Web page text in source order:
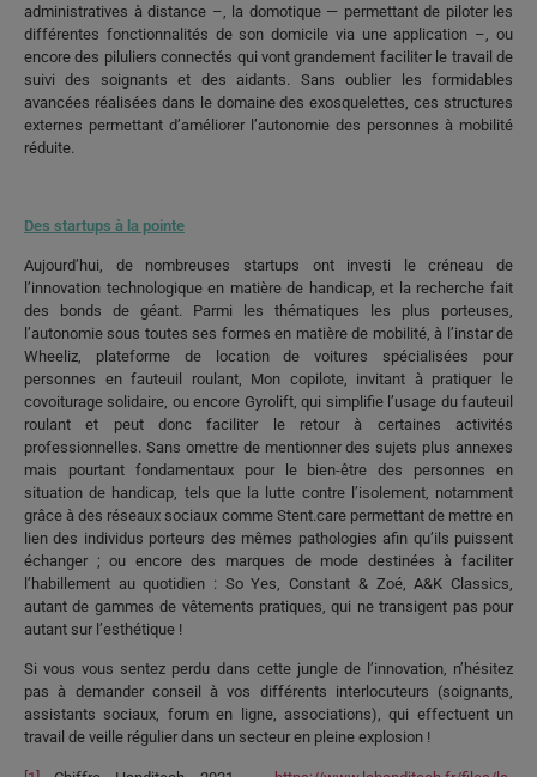
administratives à distance –, la domotique — permettant de piloter les
différentes fonctionnalités de son domicile via une application –, ou
encore des piluliers connectés qui vont grandement faciliter le travail de
suivi des soignants et des aidants. Sans oublier les formidables
avancées réalisées dans le domaine des exosquelettes, ces structures
externes permettant d’améliorer l’autonomie des personnes à mobilité
réduite.
Des startups à la pointe
Aujourd’hui, de nombreuses startups ont investi le créneau de
l’innovation technologique en matière de handicap, et la recherche fait
des bonds de géant. Parmi les thématiques les plus porteuses,
l’autonomie sous toutes ses formes en matière de mobilité, à l’instar de
Wheeliz, plateforme de location de voitures spécialisées pour
personnes en fauteuil roulant, Mon copilote, invitant à pratiquer le
covoiturage solidaire, ou encore Gyrolift, qui simplifie l’usage du fauteuil
roulant et peut donc faciliter le retour à certaines activités
professionnelles. Sans omettre de mentionner des sujets plus annexes
mais pourtant fondamentaux pour le bien-être des personnes en
situation de handicap, tels que la lutte contre l’isolement, notamment
grâce à des réseaux sociaux comme Stent.care permettant de mettre en
lien des individus porteurs des mêmes pathologies afin qu’ils puissent
échanger ; ou encore des marques de mode destinées à faciliter
l’habillement au quotidien : So Yes, Constant & Zoé, A&K Classics,
autant de gammes de vêtements pratiques, qui ne transigent pas pour
autant sur l’esthétique !
Si vous vous sentez perdu dans cette jungle de l’innovation, n’hésitez
pas à demander conseil à vos différents interlocuteurs (soignants,
assistants sociaux, forum en ligne, associations), qui effectuent un
travail de veille régulier dans un secteur en pleine explosion !